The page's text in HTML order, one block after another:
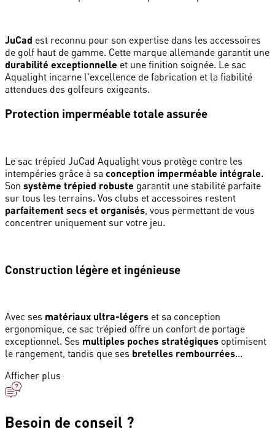
JuCad est reconnu pour son expertise dans les accessoires
de golf haut de gamme. Cette marque allemande garantit une
durabilité exceptionnelle et une finition soignée. Le sac
Aqualight incarne l'excellence de fabrication et la fiabilité
attendues des golfeurs exigeants.
Protection imperméable totale assurée
Le sac trépied JuCad Aqualight vous protège contre les
intempéries grâce à sa conception imperméable intégrale.
Son système trépied robuste garantit une stabilité parfaite
sur tous les terrains. Vos clubs et accessoires restent
parfaitement secs et organisés, vous permettant de vous
concentrer uniquement sur votre jeu.
Construction légère et ingénieuse
Avec ses matériaux ultra-légers et sa conception
ergonomique, ce sac trépied offre un confort de portage
exceptionnel. Ses multiples poches stratégiques optimisent
le rangement, tandis que ses bretelles rembourrées...
Afficher plus
Besoin de conseil ?